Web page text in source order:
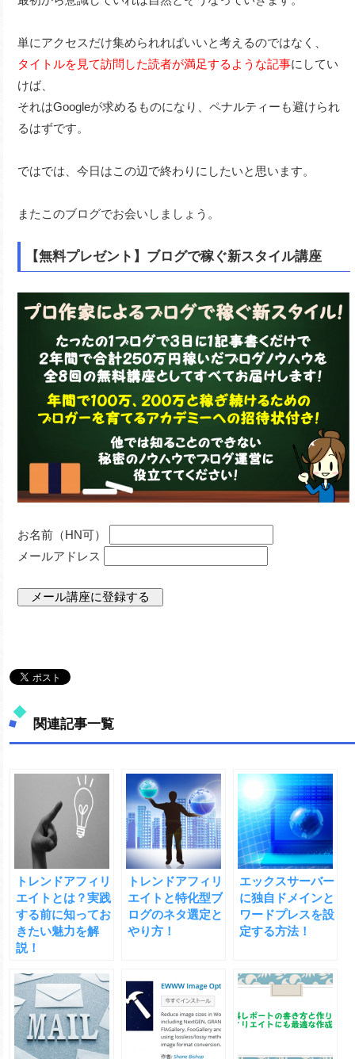
単にアクセスだけ集められればいいと考えるのではなく、
タイトルを見て訪問した読者が満足するような記事にしてい
けば、
それはGoogleが求めるものになり、ペナルティーも避けられ
るはずです。
ではでは、今日はこの辺で終わりにしたいと思います。
またこのブログでお会いしましょう。
【無料プレゼント】ブログで稼ぐ新スタイル講座
お名前（HN可）
メールアドレス
関連記事一覧
トレンドアフィリ
エイトとは？実践
する前に知ってお
きたい魅力を解
説！
トレンドアフィリ
エイトと特化型ブ
ログのネタ選定と
やり方！
エックスサーバー
に独自ドメインと
ワードプレスを設
定する方法！